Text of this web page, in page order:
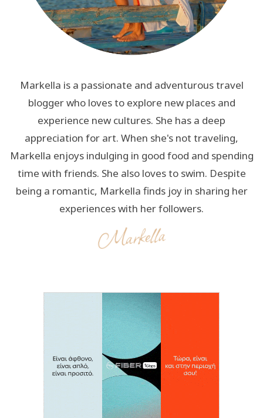
Markella is a passionate and adventurous travel
blogger who loves to explore new places and
experience new cultures. She has a deep
appreciation for art. When she's not traveling,
Markella enjoys indulging in good food and spending
time with friends. She also loves to swim. Despite
being a romantic, Markella finds joy in sharing her
experiences with her followers.